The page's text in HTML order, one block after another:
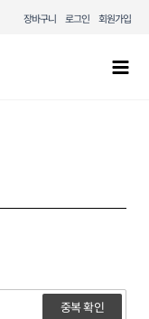
장바구니 로그인 회원가입
중복 확인